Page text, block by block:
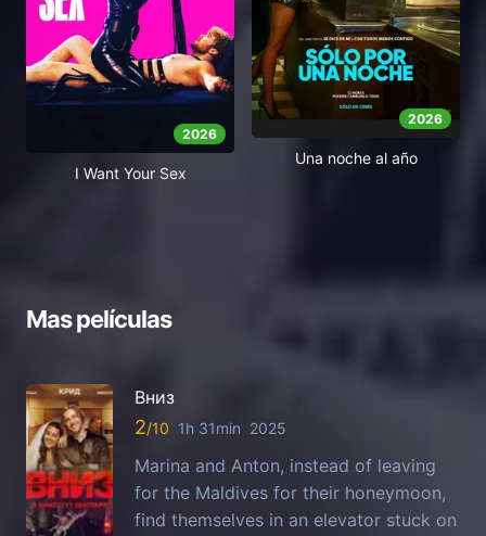
2026
I Want Your Sex
2026
Una noche al año
Mas películas
Вниз
2 1h 31min 2025
Marina and Anton, instead of leaving
for the Maldives for their honeymoon,
find themselves in an elevator stuck on